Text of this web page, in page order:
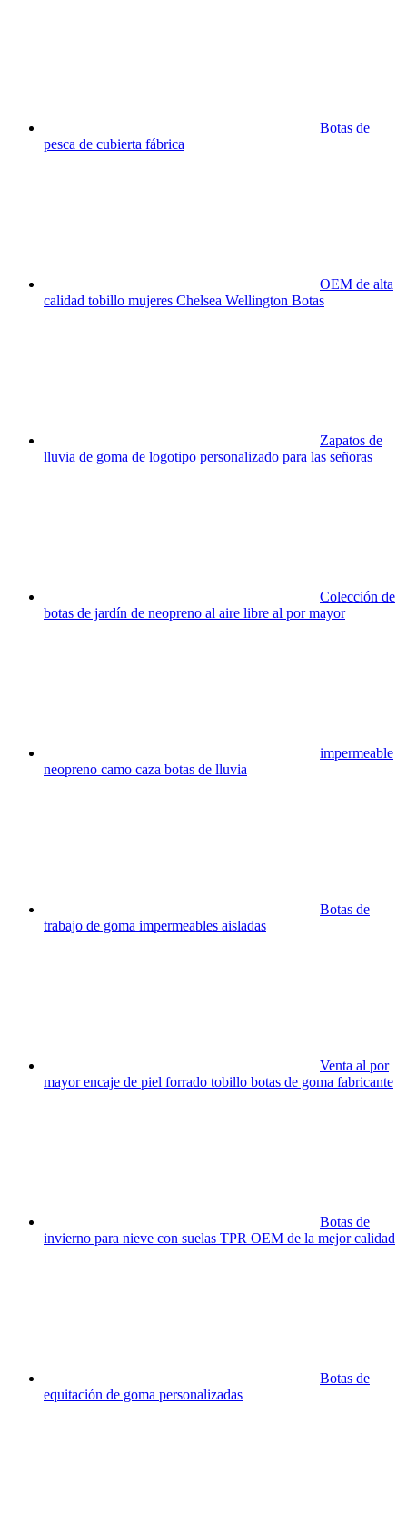
Botas de
pesca de cubierta fábrica
OEM de alta
calidad tobillo mujeres Chelsea Wellington Botas
Zapatos de
lluvia de goma de logotipo personalizado para las señoras
Colección de
botas de jardín de neopreno al aire libre al por mayor
impermeable
neopreno camo caza botas de lluvia
Botas de
trabajo de goma impermeables aisladas
Venta al por
mayor encaje de piel forrado tobillo botas de goma fabricante
Botas de
invierno para nieve con suelas TPR OEM de la mejor calidad
Botas de
equitación de goma personalizadas